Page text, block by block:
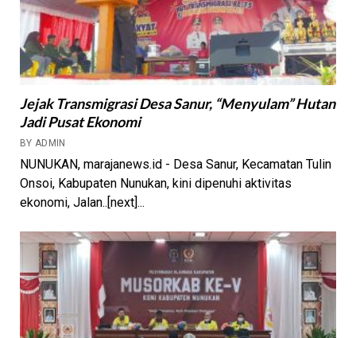
Jejak Transmigrasi Desa Sanur, “Menyulam” Hutan
Jadi Pusat Ekonomi
BY ADMIN
NUNUKAN, marajanews.id - Desa Sanur, Kecamatan Tulin
Onsoi, Kabupaten Nunukan, kini dipenuhi aktivitas
ekonomi, Jalan..[next]...